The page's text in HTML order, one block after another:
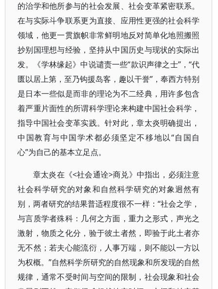
的治学和他所参与的社会发展、社会变革紧密联系。
在与实际斗争联系更为直接、应用性更强的社会科学
领域，他更一贯旗帜非常鲜明地反对简单化地照搬照
抄别国理想与经验，坚持从中国历史与现状的实际出
发。《学林缘起》中说谴责一些“款识声律之士”，“代
匮以居上第，至乃钩援岛客，趣以干誉”，奉西方特别
是日本一些似是而非的理论为不二经典，用许多包含
着严重片面性的所谓科学理论来构建中国社会科学，
指导中国社会变革实践。针对此，章太炎明确提出，
中国教育与中国学术都必须坚定不移地以“自国自
心”为自己的基本立足点。
章太炎在《<社会通诠>商兑》中指出，必须注意
社会科学研究的对象和自然科学研究的对象迥然有
别，两者研究的结果普适程度很不一样：“社会之学，
与言质学者殊科：几何之方面，重力之形式，声光之
激射，物质之化分，验于彼土者然，即验于此土者亦
无不然；若夫心能流衍，人事万端，则不能以一方以
为权概。”自然科学所研究的自然现象和所发现的自然
规律，通常不受时间与空间的限制，社会现象和社会